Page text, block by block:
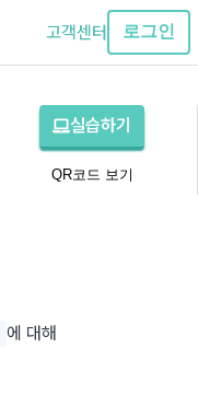
고객센터 로그인
실습하기
QR코드 보기
에 대해